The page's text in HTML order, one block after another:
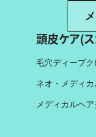
頭皮ケア(
毛穴ディープ
ネオ・メディ
メディカルヘ